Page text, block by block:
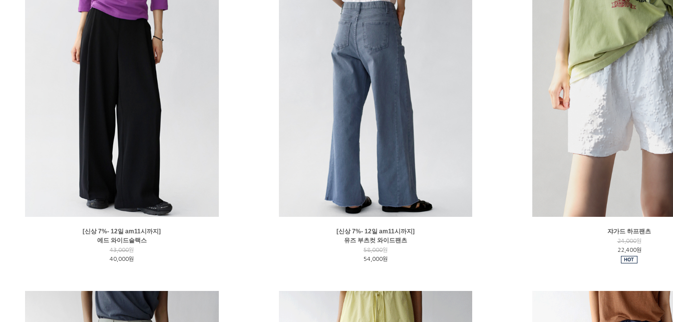
[신상 7%- 12일 am11시까지]
에드 와이드슬랙스
43,000원
40,000원
[신상 7%- 12일 am11시까지]
유즈 부츠컷 와이드팬츠
58,000원
54,000원
쟈가드 하프팬츠
24,000원
22,400원